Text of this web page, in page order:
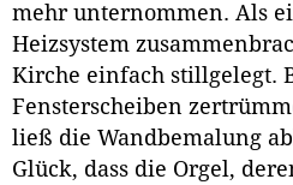
mehr unternommen. Als
Heizsystem
Kirche einfach stillgelegt.
Fensterscheiben
ließ die Wandbemalung
Glück, dass die Orgel,